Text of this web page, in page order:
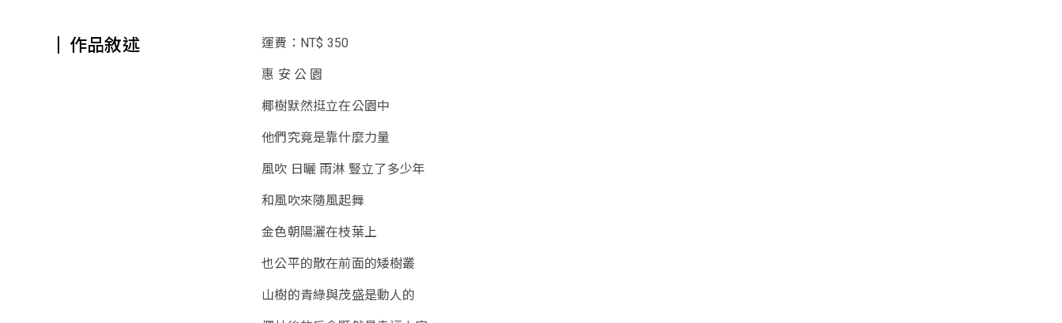
作品敘述 運費：NT$ 350
惠 安 公 園
椰樹默然挺立在公園中
他們究竟是靠什麼力量
風吹 日曬 雨淋 豎立了多少年
和風吹來隨風起舞
金色朝陽灑在枝葉上
也公平的散在前面的矮樹叢
山樹的青綠與茂盛是動人的